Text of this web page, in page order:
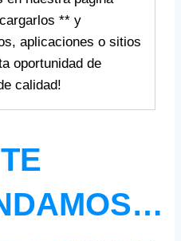
** y
aplicaciones o sitios
oportunidad de
calidad!